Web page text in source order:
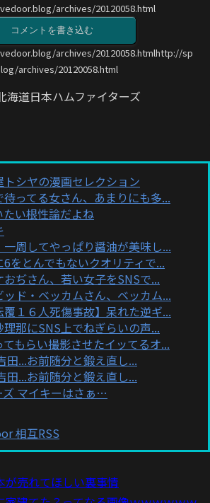
archives/20120058.html
コメントを書き込む
archives/20120058.htmlhttp://sp
archives/20120058.html
海道日本ハムファイターズ
トシヤの漫画セレクション
待ってる女さん、あまりにも多...
い根性論だよね
周してやっぱり醤油が美味し...
6をとんでもないクオリティで...
おぢさん、若い女子をSNSで...
ッド・ベッカムさん、ベッカム...
覆１６人死傷事故】呆れた逆ギ...
那にSNS上でねぎらいの声...
もらい撮影させたイッてるオ...
田...お前随分と鍛え直し...
田...お前随分と鍛え直し...
ズ マイキーはさぁ…
相互RSS
売れてほしい裏事情